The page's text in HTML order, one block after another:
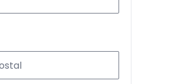
341$/Sem.